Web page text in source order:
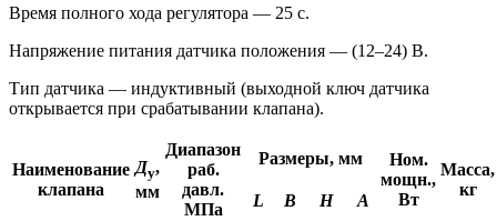
Время полного хода регулятора — 25 с.
Напряжение питания датчика положения — (12–24) В.
Тип датчика — индуктивный (выходной ключ датчика
открывается при срабатывании клапана).
Наименование
клапана
Ду,
мм
Диапазон
раб.
давл.
МПа
Размеры, мм
Ном.
мощн.,
Вт
Масса,
кг
L В Н
А